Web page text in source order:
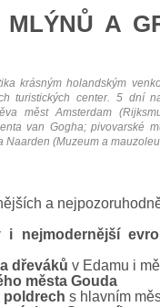
A
krásným holandským
turistických center. 5 dní
měst Amsterdam
van Gogha; pivovarské
(Muzeum a
a
i nejmodernější
dřeváků v Edamu i
města Gouda
poldrech s hlavním